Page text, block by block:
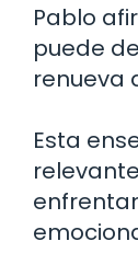
Pablo
puede
renueva
Esta